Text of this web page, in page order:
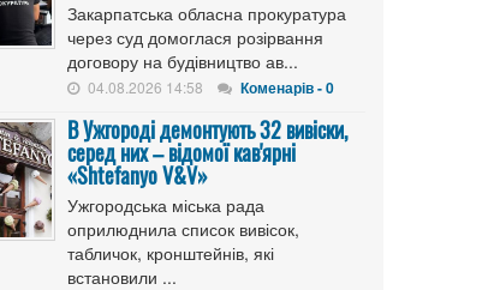
Закарпатська обласна прокуратура
через суд домоглася розірвання
договору на будівництво ав...
04.08.2026 14:58 Коменарів - 0
В Ужгороді демонтують 32 вивіски,
серед них – відомої кав'ярні
«Shtefanyo V&V»
Ужгородська міська рада
оприлюднила список вивісок,
табличок, кронштейнів, які
встановили ...